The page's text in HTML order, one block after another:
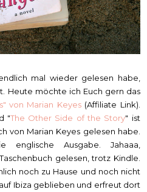
mal wieder gelesen habe,
Heute möchte ich Euch gern das
von Marian Keyes(Affiliate Link).
"The Other Side of the Story" ist
von Marian Keyes gelesen habe.
Ausgabe. Jahaaa,
gelesen, trotz Kindle.
noch zu Hause und noch nicht
Ibiza geblieben und erfreut dort